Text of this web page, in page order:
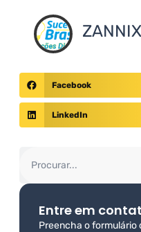
Facebook
LinkedIn
Entre em
Preencha o formulário